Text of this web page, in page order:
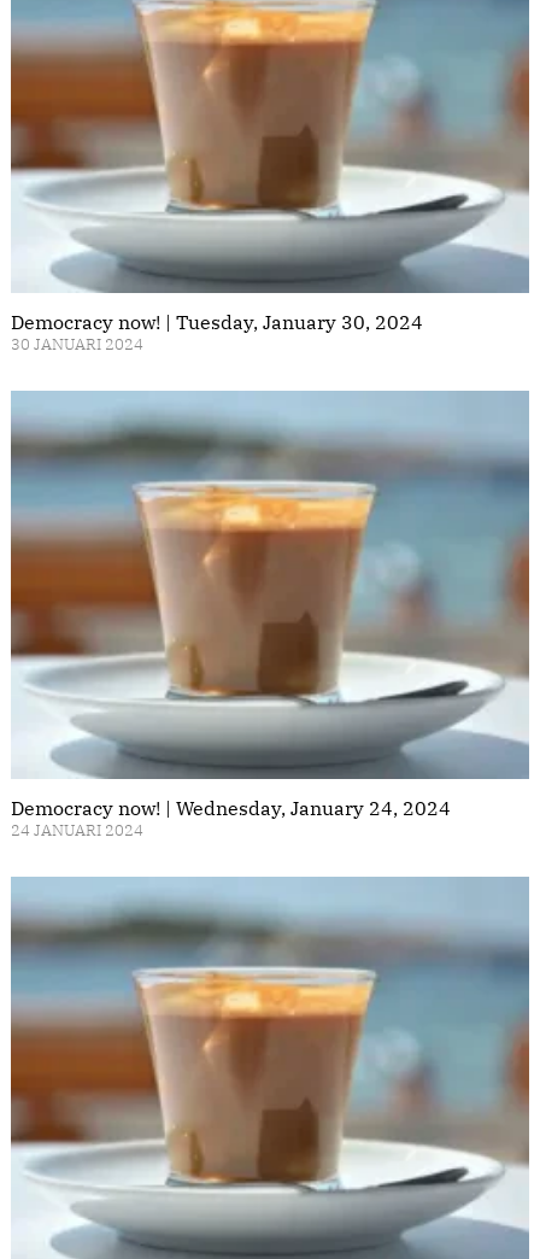
Democracy now! | Tuesday, January 30, 2024
30 JANUARI 2024
Democracy now! | Wednesday, January 24, 2024
24 JANUARI 2024